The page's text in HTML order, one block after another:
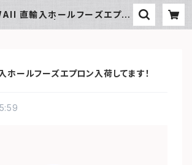
直輸入ホールフーズエプロ
ールフーズエプロン入荷してます！